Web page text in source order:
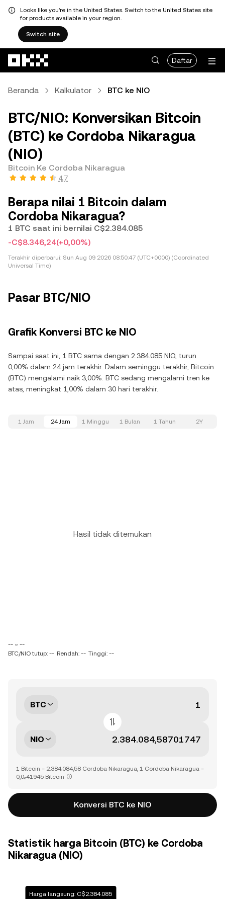
Looks like you're in the United States. Switch to the United States site
for products available in your region.
Switch site
Daftar
Beranda Kalkulator BTC ke NIO
BTC/NIO: Konversikan Bitcoin
(BTC) ke Cordoba Nikaragua
(NIO)
Bitcoin Ke Cordoba Nikaragua
4,7
Berapa nilai 1 Bitcoin dalam
Cordoba Nikaragua?
1 BTC saat ini bernilai C$2.384.085
-C$8.346,24(+0,00%)
Terakhir diperbarui: Sun Aug 09 2026 08:50:47 (UTC+0000) (Coordinated
Universal Time)
Pasar BTC/NIO
Grafik Konversi BTC ke NIO
Sampai saat ini, 1 BTC sama dengan 2.384.085 NIO, turun
0,00% dalam 24 jam terakhir. Dalam seminggu terakhir, Bitcoin
(BTC) mengalami naik 3,00%. BTC sedang mengalami tren ke
atas, meningkat 1,00% dalam 30 hari terakhir.
1 Jam 24 Jam 1 Minggu 1 Bulan 1 Tahun 2Y
Hasil tidak ditemukan
-- ~ --
BTC/NIO tutup: -- Rendah: -- Tinggi: --
BTC
NIO
1 Bitcoin = 2.384.084,58 Cordoba Nikaragua, 1 Cordoba Nikaragua =
0,0₆41945 Bitcoin
Konversi BTC ke NIO
Statistik harga Bitcoin (BTC) ke Cordoba
Nikaragua (NIO)
Harga langsung: C$2.384.085